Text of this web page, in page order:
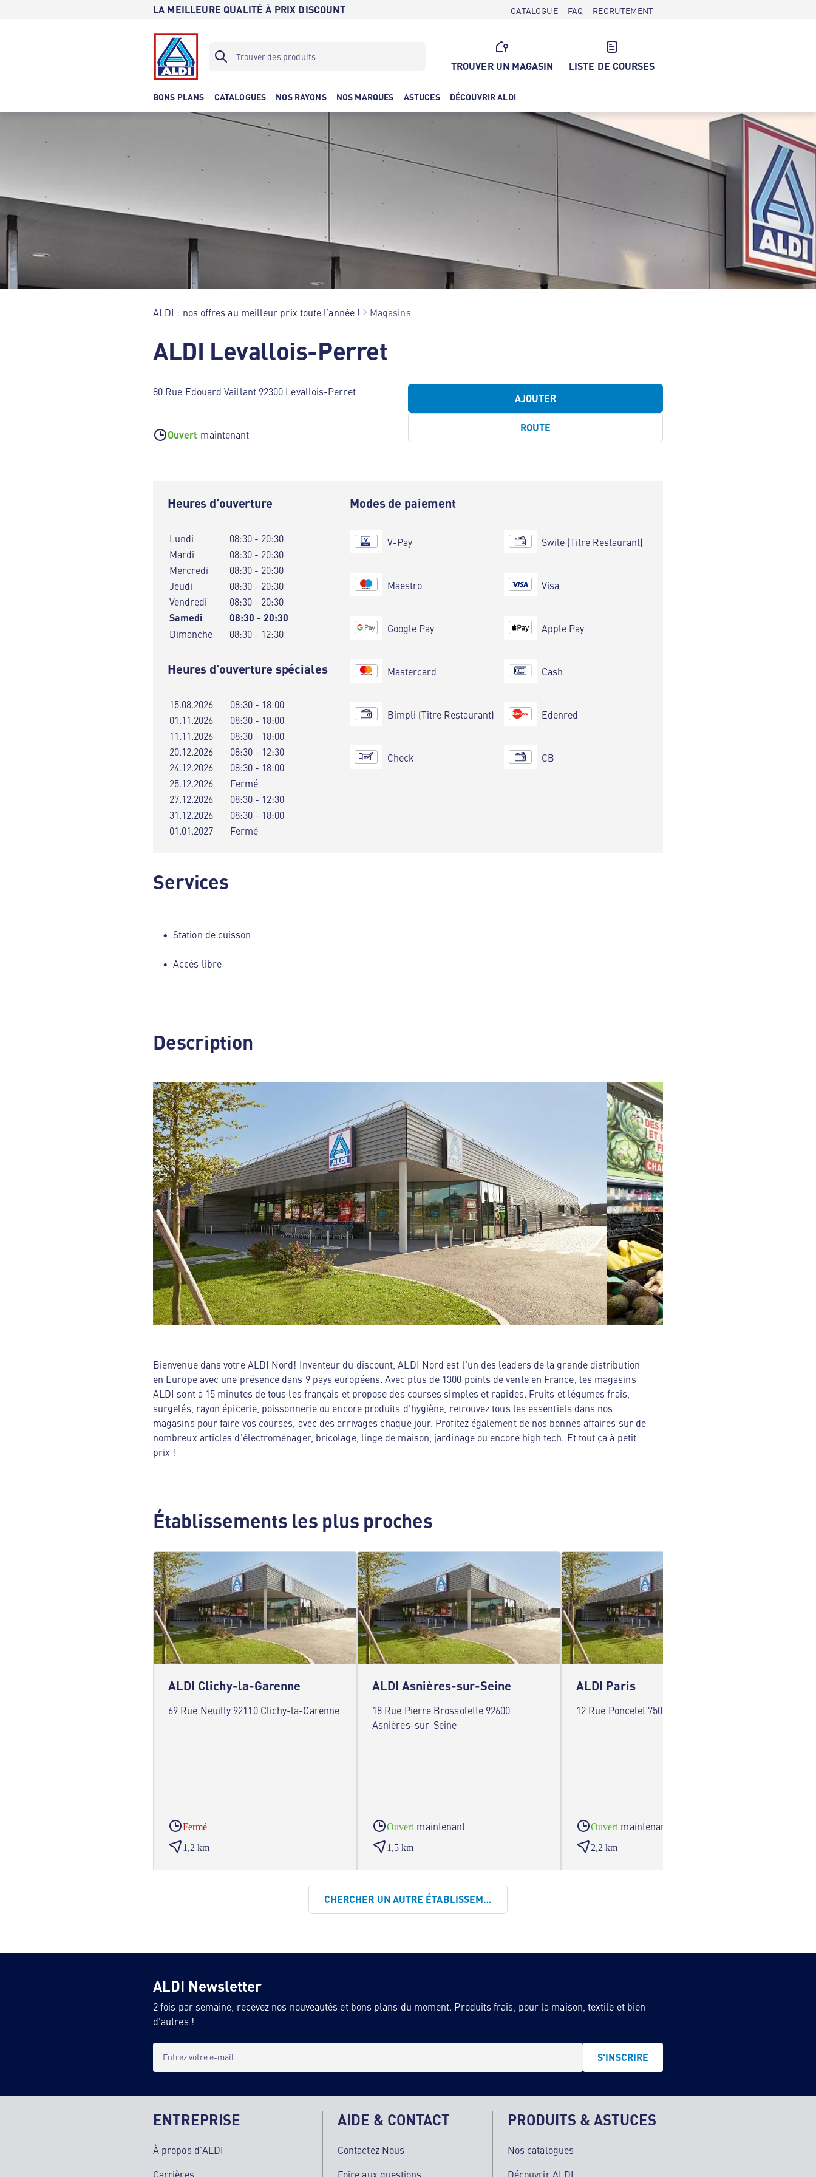
LA MEILLEURE QUALITÉ À PRIX DISCOUNT CATALOGUE FAQ RECRUTEMENT
TROUVER UN MAGASIN LISTE DE COURSES
BONS PLANS CATALOGUES NOS RAYONS NOS MARQUES ASTUCES DÉCOUVRIR ALDI
ALDI : nos offres au meilleur prix toute l’année ! Magasins
ALDI Levallois-Perret
80 Rue Edouard Vaillant 92300 Levallois-Perret
Ouvert maintenant
AJOUTER
ROUTE
Heures d’ouverture
Lundi
08:30 - 20:30
Mardi
08:30 - 20:30
Mercredi
08:30 - 20:30
Jeudi
08:30 - 20:30
Vendredi
08:30 - 20:30
Samedi 08:30 - 20:30
Dimanche 08:30 - 12:30
Heures d'ouverture spéciales
15.08.2026
08:30 - 18:00
01.11.2026
08:30 - 18:00
11.11.2026
08:30 - 18:00
20.12.2026
08:30 - 12:30
24.12.2026
08:30 - 18:00
25.12.2026
Fermé
27.12.2026
08:30 - 12:30
31.12.2026
08:30 - 18:00
01.01.2027
Fermé
Modes de paiement
V-Pay
Maestro
Google Pay
Mastercard
Bimpli (Titre Restaurant)
Check
Swile (Titre Restaurant)
Visa
Apple Pay
Cash
Edenred
CB
Services
Station de cuisson
Accès libre
Description
Bienvenue dans votre ALDI Nord! Inventeur du discount, ALDI Nord est l'un des leaders de la grande distribution
en Europe avec une présence dans 9 pays européens. Avec plus de 1300 points de vente en France, les magasins
ALDI sont à 15 minutes de tous les français et propose des courses simples et rapides. Fruits et légumes frais,
surgelés, rayon épicerie, poissonnerie ou encore produits d'hygiène, retrouvez tous les essentiels dans nos
magasins pour faire vos courses, avec des arrivages chaque jour. Profitez également de nos bonnes affaires sur de
nombreux articles d'électroménager, bricolage, linge de maison, jardinage ou encore high tech. Et tout ça à petit
prix !
Établissements les plus proches
ALDI Clichy-la-Garenne
69 Rue Neuilly 92110 Clichy-la-Garenne
Fermé
1,2 km
ALDI Asnières-sur-Seine
18 Rue Pierre Brossolette 92600
Asnières-sur-Seine
Ouvert maintenant
1,5 km
ALDI Paris
12 Rue Poncelet 75017 Paris
Ouvert maintenant
2,2 km
CHERCHER UN AUTRE ÉTABLISSEMENT
ALDI Newsletter
2 fois par semaine, recevez nos nouveautés et bons plans du moment. Produits frais, pour la maison, textile et bien
d'autres !
Entrez votre e-mail S'INSCRIRE
ENTREPRISE
À propos d'ALDI
Carrières
AIDE & CONTACT
Contactez Nous
Foire aux questions
PRODUITS & ASTUCES
Nos catalogues
Découvrir ALDI